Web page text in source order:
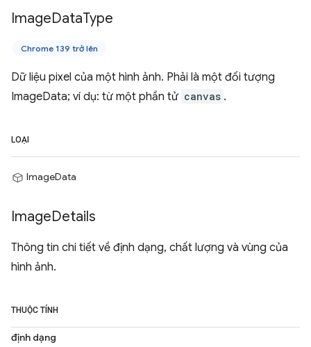
ImageDataType
Chrome 139 trở lên
Dữ liệu pixel của một hình ảnh. Phải là một đối tượng
ImageData; ví dụ: từ một phần tử canvas .
LOẠI
ImageData
ImageDetails
Thông tin chi tiết về định dạng, chất lượng và vùng của
hình ảnh.
THUỘC TÍNH
định dạng